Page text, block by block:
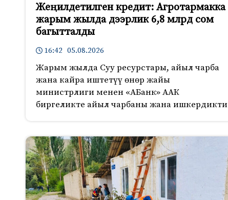
Жеңилдетилген кредит: Агротармакка
жарым жылда дээрлик 6,8 млрд сом
багытталды
16:42 05.08.2026
Жарым жылда Суу ресурстары, айыл чарба
жана кайра иштетүү өнөр жайы
министрлиги менен «АБанк» ААК
биргеликте айыл чарбаны жана ишкердикти